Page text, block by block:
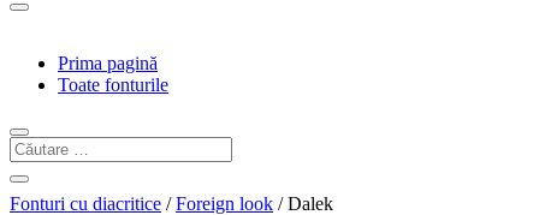
Prima pagină
Toate fonturile
Fonturi cu diacritice /Foreign look / Dalek